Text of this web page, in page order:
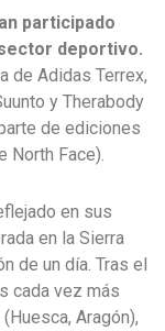
participado
deportivo.
de Adidas Terrex,
y Therabody
de ediciones
North Face).
en sus
en la Sierra
de un día. Tras el
cada vez más
(Huesca, Aragón),